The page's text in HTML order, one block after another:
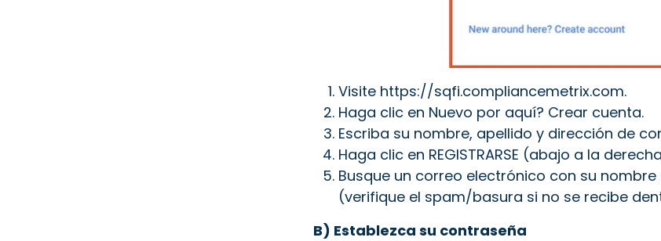
Visite https://sqfi.compliancemetrix.com.
Haga clic en Nuevo por aquí? Crear cuenta.
Escriba su nombre, apellido y dirección de
Haga clic en REGISTRARSE (abajo a la
Busque un correo electrónico con su
(verifique el spam/basura si no se recibe
B) Establezca su contraseña